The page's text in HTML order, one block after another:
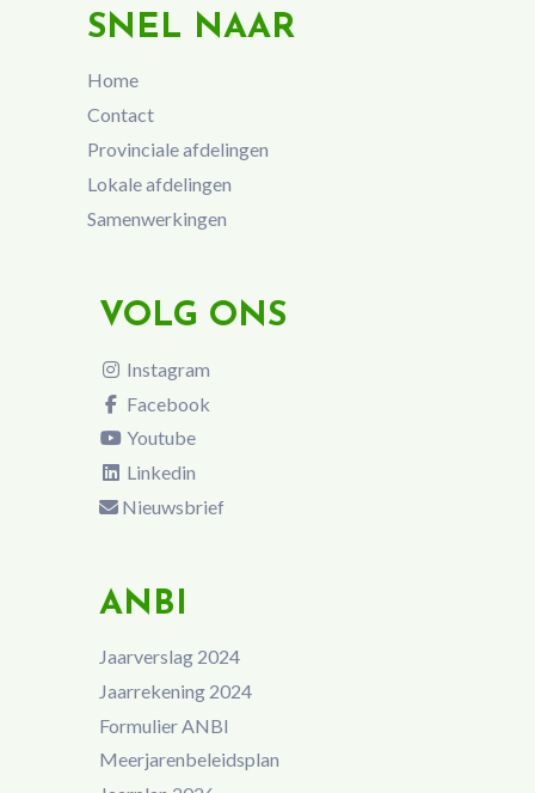
SNEL NAAR
Home
Contact
Provinciale afdelingen
Lokale afdelingen
Samenwerkingen
VOLG ONS
Instagram
Facebook
Youtube
Linkedin
Nieuwsbrief
ANBI
Jaarverslag 2024
Jaarrekening 2024
Formulier ANBI
Meerjarenbeleidsplan